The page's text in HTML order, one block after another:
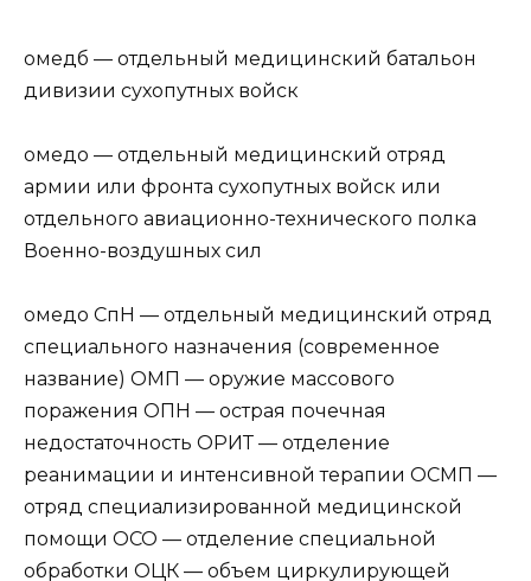
омедб — отдельный медицинский батальон
дивизии сухопутных войск
омедо — отдельный медицинский отряд
армии или фронта сухопутных войск или
отдельного авиационно-технического полка
Военно-воздушных сил
омедо СпН — отдельный медицинский отряд
специального назначения (современное
название) ОМП — оружие массового
поражения ОПН — острая почечная
недостаточность ОРИТ — отделение
реанимации и интенсивной терапии ОСМП —
отряд специализированной медицинской
помощи ОСО — отделение специальной
обработки ОЦК — объем циркулирующей